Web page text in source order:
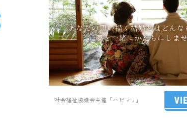
社会福祉協議会主催「ハピマリ」